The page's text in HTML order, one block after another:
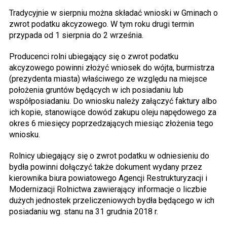
Tradycyjnie w sierpniu można składać wnioski w Gminach o
zwrot podatku akcyzowego. W tym roku drugi termin
przypada od 1 sierpnia do 2 września.
Producenci rolni ubiegający się o zwrot podatku
akcyzowego powinni złożyć wniosek do wójta, burmistrza
(prezydenta miasta) właściwego ze względu na miejsce
położenia gruntów będących w ich posiadaniu lub
współposiadaniu. Do wniosku należy załączyć faktury albo
ich kopie, stanowiące dowód zakupu oleju napędowego za
okres 6 miesięcy poprzedzających miesiąc złożenia tego
wniosku.
Rolnicy ubiegający się o zwrot podatku w odniesieniu do
bydła powinni dołączyć także dokument wydany przez
kierownika biura powiatowego Agencji Restrukturyzacji i
Modernizacji Rolnictwa zawierający informacje o liczbie
dużych jednostek przeliczeniowych bydła będącego w ich
posiadaniu wg. stanu na 31 grudnia 2018 r.